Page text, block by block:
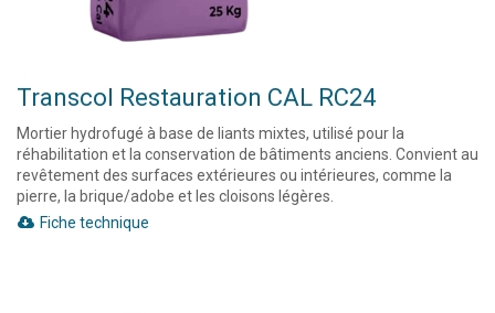
Transcol Restauration CAL RC24
Mortier hydrofugé à base de liants mixtes, utilisé pour la
réhabilitation et la conservation de bâtiments anciens. Convient au
revêtement des surfaces extérieures ou intérieures, comme la
pierre, la brique/adobe et les cloisons légères.
Fiche technique